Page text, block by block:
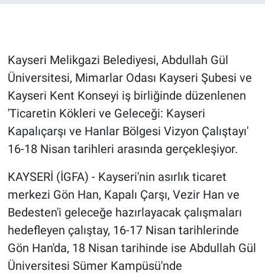
Kayseri Melikgazi Belediyesi, Abdullah Gül
Üniversitesi, Mimarlar Odası Kayseri Şubesi ve
Kayseri Kent Konseyi iş birliğinde düzenlenen
'Ticaretin Kökleri ve Geleceği: Kayseri
Kapalıçarşı ve Hanlar Bölgesi Vizyon Çalıştayı'
16-18 Nisan tarihleri arasında gerçekleşiyor.
KAYSERİ (İGFA) - Kayseri'nin asırlık ticaret
merkezi Gön Han, Kapalı Çarşı, Vezir Han ve
Bedesten'i geleceğe hazırlayacak çalışmaları
hedefleyen çalıştay, 16-17 Nisan tarihlerinde
Gön Han'da, 18 Nisan tarihinde ise Abdullah Gül
Üniversitesi Sümer Kampüsü'nde